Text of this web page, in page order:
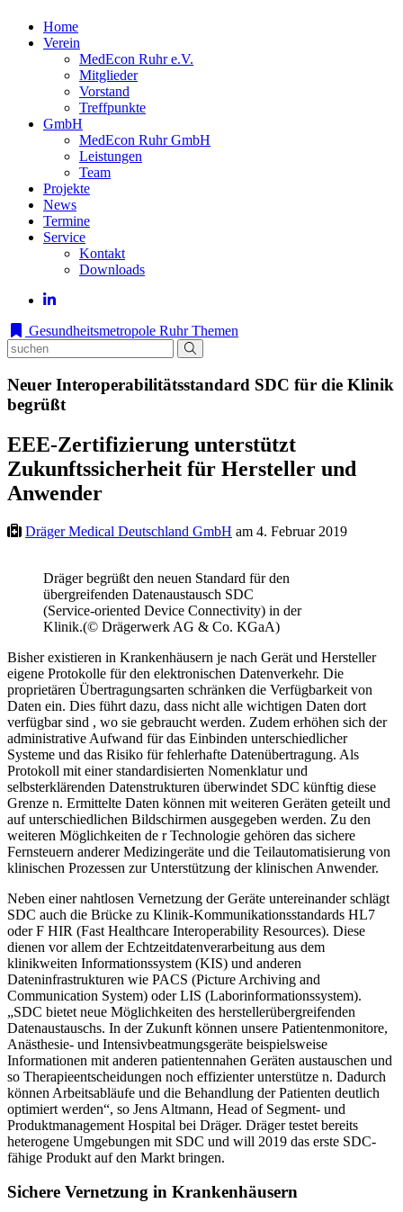
Home
Verein
MedEcon Ruhr e.V.
Mitglieder
Vorstand
Treffpunkte
GmbH
MedEcon Ruhr GmbH
Leistungen
Team
Projekte
News
Termine
Service
Kontakt
Downloads
Gesundheitsmetropole Ruhr Themen
Neuer Interoperabilitätsstandard SDC für die Klinik
begrüßt
EEE-Zertifizierung unterstützt
Zukunftssicherheit für Hersteller und
Anwender
Dräger Medical Deutschland GmbH am 4. Februar 2019
Dräger begrüßt den neuen Standard für den
übergreifenden Datenaustausch SDC
(Service-oriented Device Connectivity) in der
Klinik.(© Drägerwerk AG & Co. KGaA)
Bisher existieren in Krankenhäusern je nach Gerät und Hersteller
eigene Protokolle für den elektronischen Datenverkehr. Die
proprietären Übertragungsarten schränken die Verfügbarkeit von
Daten ein. Dies führt dazu, dass nicht alle wichtigen Daten dort
verfügbar sind , wo sie gebraucht werden. Zudem erhöhen sich der
administrative Aufwand für das Einbinden unterschiedlicher
Systeme und das Risiko für fehlerhafte Datenübertragung. Als
Protokoll mit einer standardisierten Nomenklatur und
selbsterklärenden Datenstrukturen überwindet SDC künftig diese
Grenze n. Ermittelte Daten können mit weiteren Geräten geteilt und
auf unterschiedlichen Bildschirmen ausgegeben werden. Zu den
weiteren Möglichkeiten de r Technologie gehören das sichere
Fernsteuern anderer Medizingeräte und die Teilautomatisierung von
klinischen Prozessen zur Unterstützung der klinischen Anwender.
Neben einer nahtlosen Vernetzung der Geräte untereinander schlägt
SDC auch die Brücke zu Klinik-Kommunikationsstandards HL7
oder F HIR (Fast Healthcare Interoperability Resources). Diese
dienen vor allem der Echtzeitdatenverarbeitung aus dem
klinikweiten Informationssystem (KIS) und anderen
Dateninfrastrukturen wie PACS (Picture Archiving and
Communication System) oder LIS (Laborinformationssystem).
„SDC bietet neue Möglichkeiten des herstellerübergreifenden
Datenaustauschs. In der Zukunft können unsere Patientenmonitore,
Anästhesie- und Intensivbeatmungsgeräte beispielsweise
Informationen mit anderen patientennahen Geräten austauschen und
so Therapieentscheidungen noch effizienter unterstütze n. Dadurch
können Arbeitsabläufe und die Behandlung der Patienten deutlich
optimiert werden“, so Jens Altmann, Head of Segment- und
Produktmanagement Hospital bei Dräger. Dräger testet bereits
heterogene Umgebungen mit SDC und will 2019 das erste SDC-
fähige Produkt auf den Markt bringen.
Sichere Vernetzung in Krankenhäusern